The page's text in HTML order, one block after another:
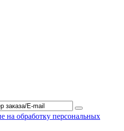
на обработку персональных